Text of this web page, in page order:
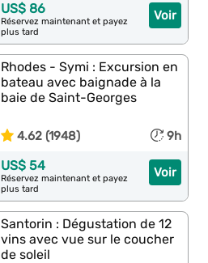
Voir
US$ 86
Réservez maintenant et payez
plus tard
Rhodes - Symi : Excursion en
bateau avec baignade à la
baie de Saint-Georges
4.62 (1948) 9h
Voir
US$ 54
Réservez maintenant et payez
plus tard
Santorin : Dégustation de 12
vins avec vue sur le coucher
de soleil